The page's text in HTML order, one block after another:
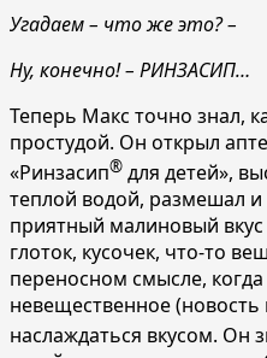
Угадаем– что же это?–
Ну, конечно!– РИНЗАСИП…
Теперь Макс точно знал,
простудой. Он открыл
«Ринзасип® для детей»,
теплой водой, размешал
приятный малиновый
глоток, кусочек, что-то
переносном смысле,
невещественное (новость
наслаждаться вкусом. Он